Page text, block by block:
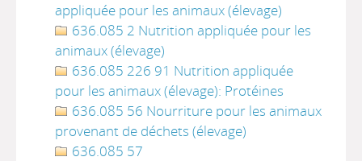
appliquée pour les animaux (élevage)
636.085 2 Nutrition appliquée pour les
animaux (élevage)
636.085 226 91 Nutrition appliquée
pour les animaux (élevage): Protéines
636.085 56 Nourriture pour les animaux
provenant de déchets (élevage)
636.085 57